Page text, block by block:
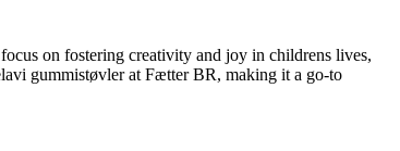
on fostering creativity and joy in childrens lives,
gummistøvler at Fætter BR, making it a go-to